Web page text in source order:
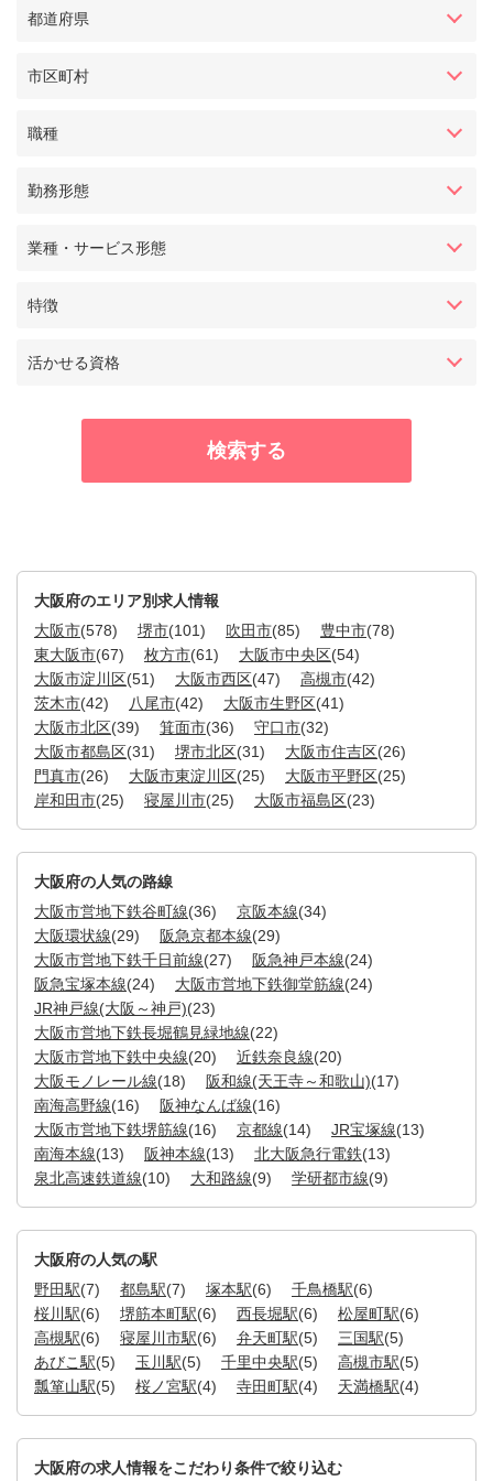
都道府県
市区町村
職種
勤務形態
業種・サービス形態
特徴
活かせる資格
大阪府のエリア別求人情報
大阪市(578) 堺市(101) 吹田市(85) 豊中市(78)
東大阪市(67) 枚方市(61) 大阪市中央区(54)
大阪市淀川区(51) 大阪市西区(47) 高槻市(42)
茨木市(42) 八尾市(42) 大阪市生野区(41)
大阪市北区(39) 箕面市(36) 守口市(32)
大阪市都島区(31) 堺市北区(31) 大阪市住吉区(26)
門真市(26) 大阪市東淀川区(25) 大阪市平野区(25)
岸和田市(25) 寝屋川市(25) 大阪市福島区(23)
大阪府の人気の路線
大阪市営地下鉄谷町線(36) 京阪本線(34)
大阪環状線(29) 阪急京都本線(29)
大阪市営地下鉄千日前線(27) 阪急神戸本線(24)
阪急宝塚本線(24) 大阪市営地下鉄御堂筋線(24)
JR神戸線(大阪～神戸)(23)
大阪市営地下鉄長堀鶴見緑地線(22)
大阪市営地下鉄中央線(20) 近鉄奈良線(20)
大阪モノレール線(18) 阪和線(天王寺～和歌山)(17)
南海高野線(16) 阪神なんば線(16)
大阪市営地下鉄堺筋線(16) 京都線(14) JR宝塚線(13)
南海本線(13) 阪神本線(13) 北大阪急行電鉄(13)
泉北高速鉄道線(10) 大和路線(9) 学研都市線(9)
大阪府の人気の駅
野田駅(7) 都島駅(7) 塚本駅(6) 千鳥橋駅(6)
桜川駅(6) 堺筋本町駅(6) 西長堀駅(6) 松屋町駅(6)
高槻駅(6) 寝屋川市駅(6) 弁天町駅(5) 三国駅(5)
あびこ駅(5) 玉川駅(5) 千里中央駅(5) 高槻市駅(5)
瓢箪山駅(5) 桜ノ宮駅(4) 寺田町駅(4) 天満橋駅(4)
大阪府の求人情報をこだわり条件で絞り込む